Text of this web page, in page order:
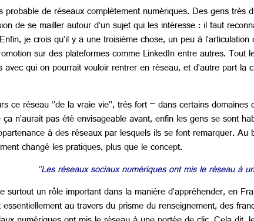
de réseaux complètement numériques. Des gens très
de se mailler autour d’un sujet qui les intéresse : il faut
je crois qu’il y a une troisième chose, un peu à
sur des plateformes comme LinkedIn entre autres.
qui on pourrait vouloir rentrer en réseau, et d’autre part
ce réseau ‘’de la vraie vie’’, très fort – dans certains
n’aurait pas été envisageable avant, enfin les gens se sont
à des réseaux par lesquels ils se font remarquer.
changé les pratiques, plus que le concept.
‘’Les réseaux sociaux numériques ont mis le réseau à
surtout un rôle important dans la manière d’appréhender, en
au travers du prisme du renseignement, des